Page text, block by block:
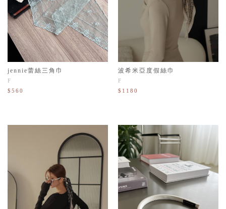
jennie蕾絲三角巾
F
$560
波希米亞度假絲巾
F
$1180